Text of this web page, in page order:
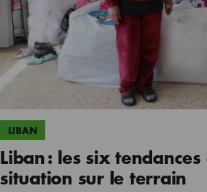
LIBAN
Liban : les six tendances
situation sur le terrain